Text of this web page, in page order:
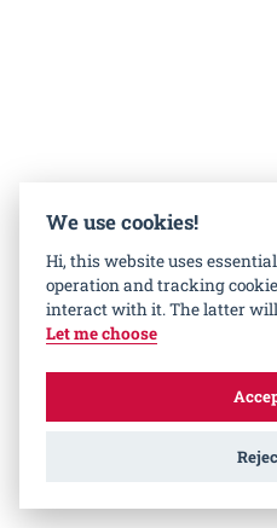
We use cookies!
Hi, this website uses
operation and tracking
interact with it. The latter
Let me choose